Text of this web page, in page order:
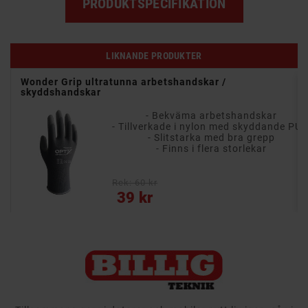
PRODUKTSPECIFIKATION
LIKNANDE PRODUKTER
Wonder Grip ultratunna arbetshandskar /
skyddshandskar
- Bekväma arbetshandskar
- Slitstarka med bra grepp
- Finns i flera storlekar
39 kr
Pris